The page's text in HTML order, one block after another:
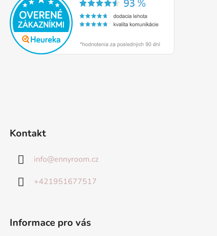
Kontakt
info@ennyroom.cz
+421951677517
Informace pro vás